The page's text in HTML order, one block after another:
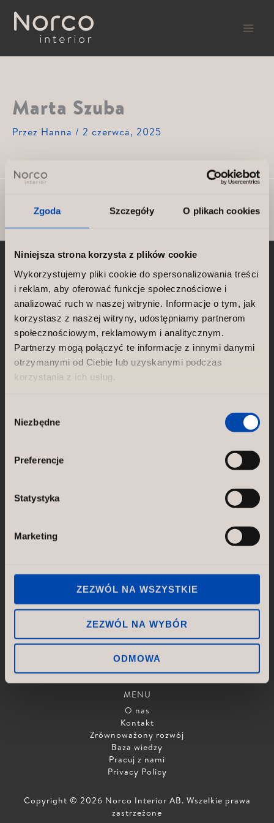
Zgoda Szczegóły O plikach cookies
Niniejsza strona korzysta z plików cookie
Wykorzystujemy pliki cookie do spersonalizowania treści
i reklam, aby oferować funkcje społecznościowe i
analizować ruch w naszej witrynie. Informacje o tym, jak
korzystasz z naszej witryny, udostępniamy partnerom
społecznościowym, reklamowym i analitycznym.
Partnerzy mogą połączyć te informacje z innymi danymi
otrzymanymi od Ciebie lub uzyskanymi podczas
korzystania z ich usług.
zgody
Niezbędne
Preferencje
Statystyka
Marketing
ZEZWÓL NA WSZYSTKIE
ZEZWÓL NA WYBÓR
ODMOWA
Marta Szuba
Przez Hanna / 2 czerwca, 2025
POPRZEDNI NASTĘPNY
NORCO INTERIOR AB
ul. Tysiąclecia 3
06-400 Ciechanów
Poland
ul. Ciechanowska 30a
06-430 Sońsk
Poland
GÖTESSONS DESIGN GROUP AB
Norco Hospitality |
USŁUGI
Koncepcja i projektowanie
Produkcja
Logistyka
Montaż & Instalacja
Projekt i proces
MENU
O nas
Kontakt
Zrównoważony rozwój
Baza wiedzy
Pracuj z nami
Privacy Policy
Copyright © 2026 Norco Interior AB. Wszelkie prawa
zastrzeżone